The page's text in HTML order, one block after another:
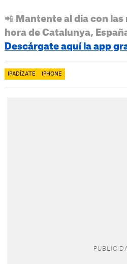
📲 Mantente al día con
hora de Catalunya,
Descárgate aquí la app
IPADÍZATE IPHONE